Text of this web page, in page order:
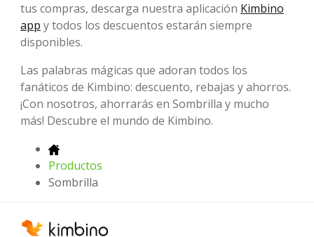
tus compras, descarga nuestra aplicación Kimbino
app y todos los descuentos estarán siempre
disponibles.
Las palabras mágicas que adoran todos los
fanáticos de Kimbino: descuento, rebajas y ahorros.
¡Con nosotros, ahorrarás en Sombrilla y mucho
más! Descubre el mundo de Kimbino.
Productos
Sombrilla